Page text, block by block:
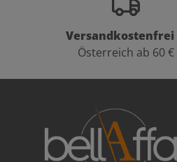
Versandkostenfrei
Österreich ab 60 €